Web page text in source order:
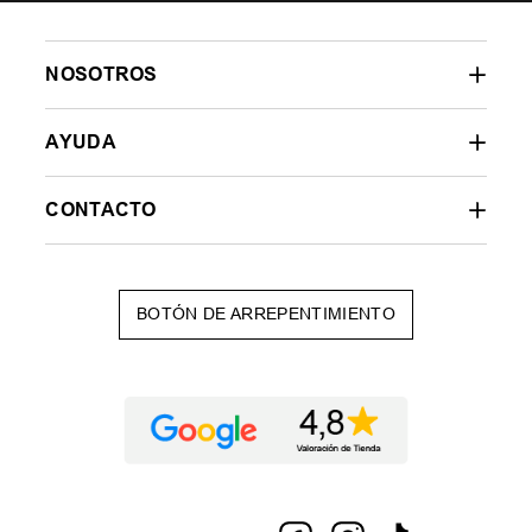
NOSOTROS
AYUDA
CONTACTO
BOTÓN DE ARREPENTIMIENTO